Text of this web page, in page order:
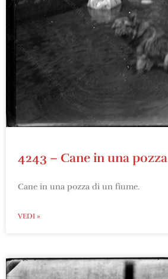
4243 – Cane in una pozza
Cane in una pozza di un fiume.
VEDI »